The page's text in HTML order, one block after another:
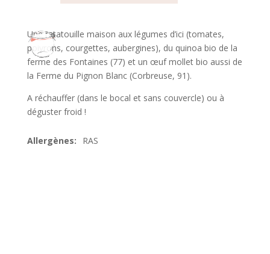
Une ratatouille maison aux légumes d’ici (tomates,
poivrons, courgettes, aubergines), du quinoa bio de la
ferme des Fontaines (77) et un œuf mollet bio aussi de
la Ferme du Pignon Blanc (Corbreuse, 91).
A réchauffer (dans le bocal et sans couvercle) ou à
déguster froid !
RAS